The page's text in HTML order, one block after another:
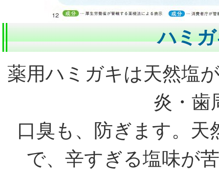
ハミ
薬用ハミガキは天然塩
炎・歯
口臭も、防ぎます。
で、辛すぎる塩味が